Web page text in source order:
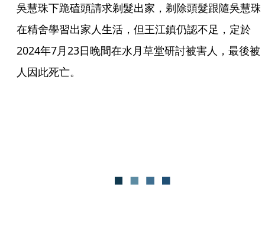
吳慧珠下跪磕頭請求剃髮出家，剃除頭髮跟隨吳慧珠
在精舍學習出家人生活，但王江鎮仍認不足，定於
2024年7月23日晚間在水月草堂研討被害人，最後被
人因此死亡。